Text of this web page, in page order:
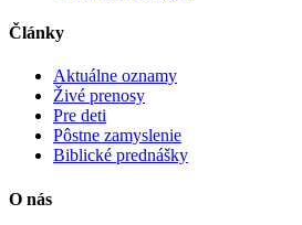
Články
Aktuálne oznamy
Živé prenosy
Pre deti
Pôstne zamyslenie
Biblické prednášky
O nás